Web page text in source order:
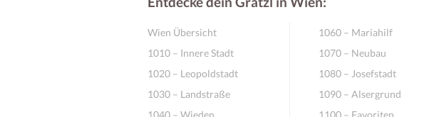
Wien Übersicht
1010 – Innere Stadt
1020 – Leopoldstadt
1030 – Landstraße
1040 – Wieden
1060 – Mariahilf
1070 – Neubau
1080 – Josefstadt
1090 – Alsergrund
1100 – Favoriten